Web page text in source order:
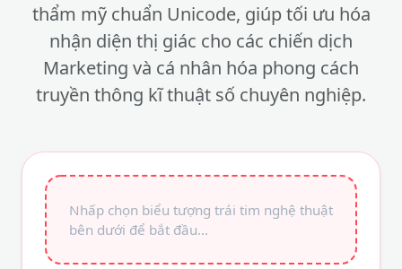
thẩm mỹ chuẩn Unicode, giúp tối ưu hóa
nhận diện thị giác cho các chiến dịch
Marketing và cá nhân hóa phong cách
truyền thông kĩ thuật số chuyên nghiệp.